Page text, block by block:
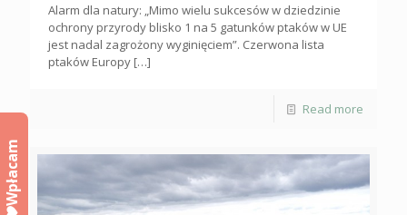
Alarm dla natury: „Mimo wielu sukcesów w dziedzinie
ochrony przyrody blisko 1 na 5 gatunków ptaków w UE
jest nadal zagrożony wyginięciem”. Czerwona lista
ptaków Europy […]
Read more
Wpłacam